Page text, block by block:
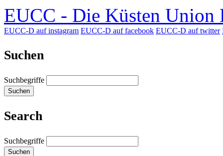
EUCC - Die Küsten Union
EUCC-D auf instagram EUCC-D auf facebook EUCC-D auf twitter
Suchen
Suchbegriffe
Suchen
Search
Suchbegriffe
Suchen